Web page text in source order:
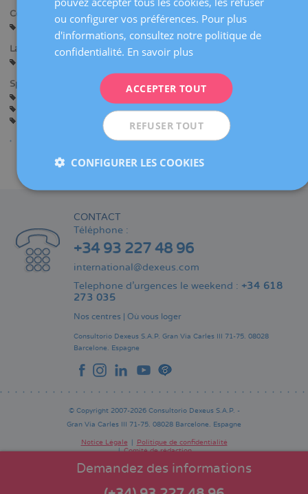
Centres:
Langues:
Spécialités:
Gardes dans la salle d'accouchement
Assistance avant la Grossesse
Grossesse et Accouchement
Gynécologie Générale
Demandez des informations
CONTACT
Téléphone :
+34 93 227 48 96
international@dexeus.com
Telephone d’urgences le weekend : +34 618
273 035
Nos centres | Où vous loger
Consultorio Dexeus S.A.P. Gran Via Carles III 71-75. 08028
Barcelone. Espagne
© Copyright 2007-2026 Consultorio Dexeus S.A.P. -
Gran Via Carles III 71-75. 08028 Barcelone. Espagne
Pie
Notice Légale
Politique de confidentialité
Comité de rédaction
ou configurer vos préférences. Pour plus
d'informations, consultez notre politique de
confidentialité. En savoir plus
ACCEPTER TOUT
REFUSER TOUT
CONFIGURER LES COOKIES